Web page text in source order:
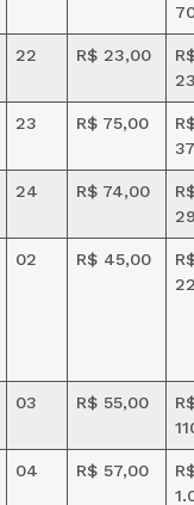
22 R$ 23,00
23 R$ 75,00
24 R$ 74,00
02 R$ 45,00
03 R$ 55,00
04 R$ 57,00